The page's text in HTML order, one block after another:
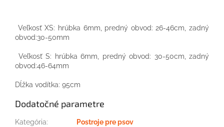
Veľkosť XS: hrúbka 6mm, predný obvod: 26-46cm, zadný
obvod:30-50mm
Veľkosť S: hrúbka 6mm, predný obvod: 30-50cm, zadný
obvod:46-64mm
Dĺžka vodítka: 95cm
Dodatočné parametre
Kategória:
Postroje pre psov